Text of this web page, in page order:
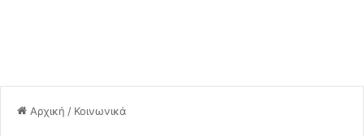
Αρχική / Κοινωνικά